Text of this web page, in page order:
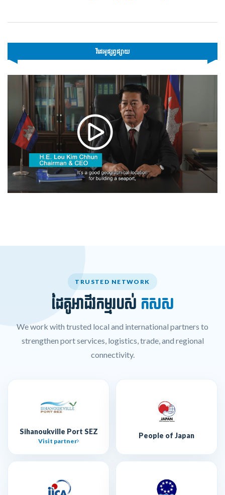
វីដេអូផ្សព្វផ្សាយ
TRUSTED NETWORK
ដៃគូអាជីវកម្មរបស់ កសស
We work with trusted local and international partners to
strengthen port services, logistics, trade, and regional
connectivity.
Sihanoukville Port SEZ
Visit partner
People of Japan